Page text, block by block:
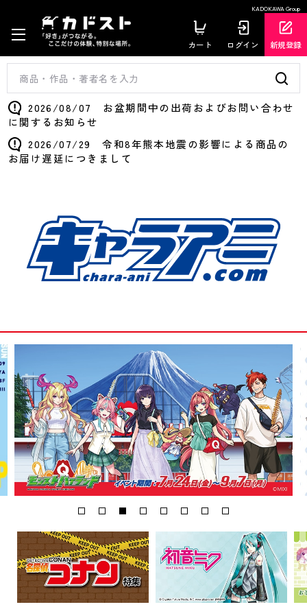
KADOKAWA Group
カート ログイン 新規登録
2026/08/07 お盆期間中の出荷およびお問い合わせ
に関するお知らせ
2026/07/29 令和8年熊本地震の影響による商品の
お届け遅延につきまして